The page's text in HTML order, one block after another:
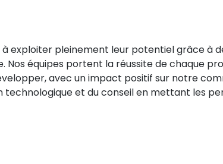
à exploiter pleinement leur potentiel grâce à
équipes portent la réussite de chaque
avec un impact positif sur notre
technologique et du conseil en mettant les